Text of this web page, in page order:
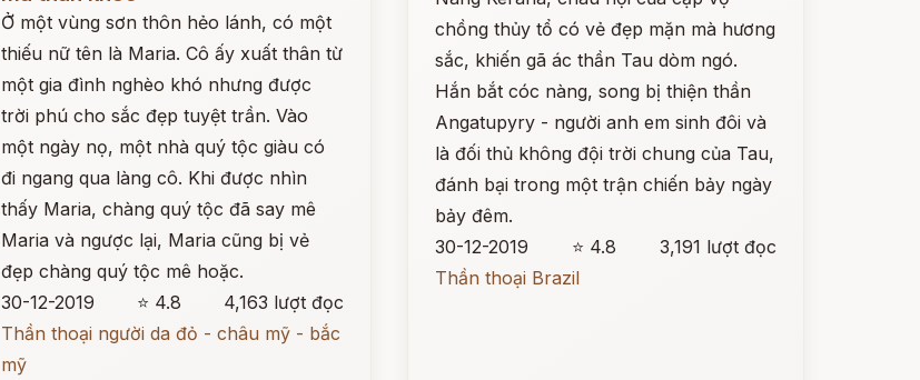
Ở một vùng sơn thôn hẻo lánh, có một
thiếu nữ tên là Maria. Cô ấy xuất thân từ
một gia đình nghèo khó nhưng được
trời phú cho sắc đẹp tuyệt trần. Vào
một ngày nọ, một nhà quý tộc giàu có
đi ngang qua làng cô. Khi được nhìn
thấy Maria, chàng quý tộc đã say mê
Maria và ngược lại, Maria cũng bị vẻ
đẹp chàng quý tộc mê hoặc.
30-12-2019
⭐ 4.8
4,163 lượt đọc
Thần thoại người da đỏ - châu mỹ - bắc
mỹ
chồng thủy tổ có vẻ đẹp mặn mà hương
sắc, khiến gã ác thần Tau dòm ngó.
Hắn bắt cóc nàng, song bị thiện thần
Angatupyry - người anh em sinh đôi và
là đối thủ không đội trời chung của Tau,
đánh bại trong một trận chiến bảy ngày
bảy đêm.
30-12-2019
⭐ 4.8
3,191 lượt đọc
Thần thoại Brazil